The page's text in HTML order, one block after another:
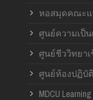
หอสมุดคณะ
ศูนย์ความเป็
ศูนย์ชีววิทยา
ศูนย์ห้องปฏิบั
MDCU